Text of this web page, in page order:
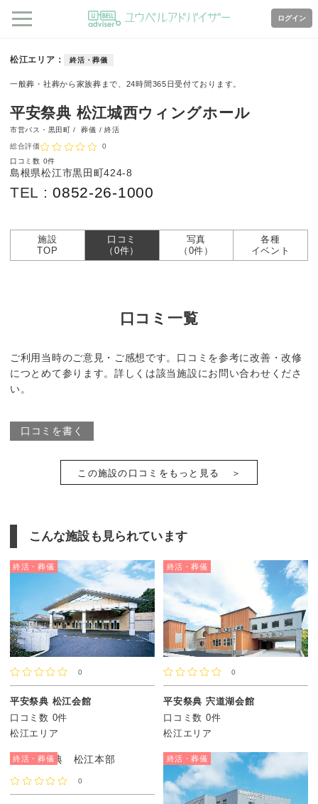
ログイン
松江エリア 終活・葬儀
一般葬・社葬から家族葬まで、24時間365日受付ております。
平安祭典 松江城西ウィングホール
市営バス・黒田町 /葬儀 / 終活
総合評価
0
口コミ数 0件
島根県松江市黒田町424-8
TEL :0852-26-1000
施設
TOP
口コミ
（0件）
写真
（0件）
各種
イベント
口コミ一覧
ご利用当時のご意見・ご感想です。口コミを参考に改善・改修
につとめて参ります。詳しくは該当施設にお問い合わせくださ
い。
口コミを書く
この施設の口コミをもっと見る
こんな施設も見られています
終活・葬儀
0
平安祭典 松江会館
口コミ数 0件
松江エリア
終活・葬儀
0
平安祭典 宍道湖会館
口コミ数 0件
松江エリア
終活・葬儀
0
終活・葬儀